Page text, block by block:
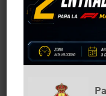
almacenar el
contribuye a su
inferior del motor.
elementos lo